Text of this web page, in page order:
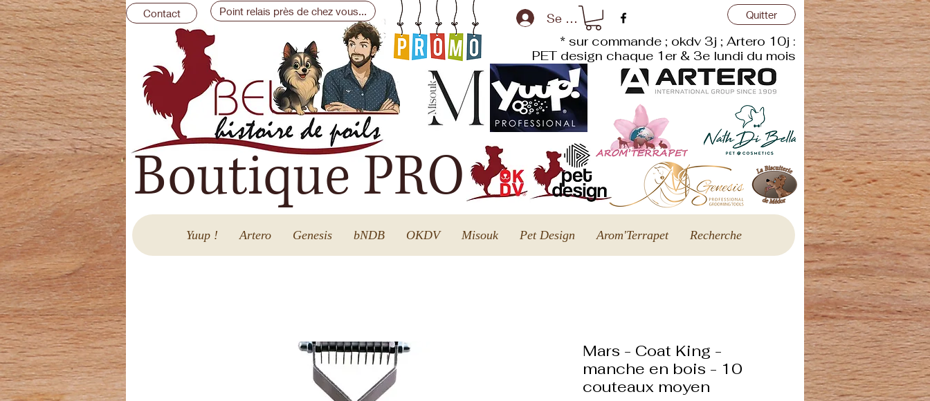
Contact Point relais près de chez vous... Se connecter
Boutique PRO
Quitter
* sur commande ; okdv 3j ; Artero 10j :
PET design chaque 1er & 3e lundi du mois
Yuup ! Artero Genesis bNDB OKDV Misouk Pet Design Arom'Terrapet Recherche
Mars - Coat King -
manche en bois - 10
couteaux moyen